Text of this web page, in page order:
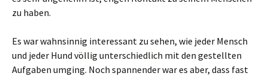
zu haben.
Es war wahnsinnig interessant zu sehen, wie jeder Mensch
und jeder Hund völlig unterschiedlich mit den gestellten
Aufgaben umging. Noch spannender war es aber, dass fast